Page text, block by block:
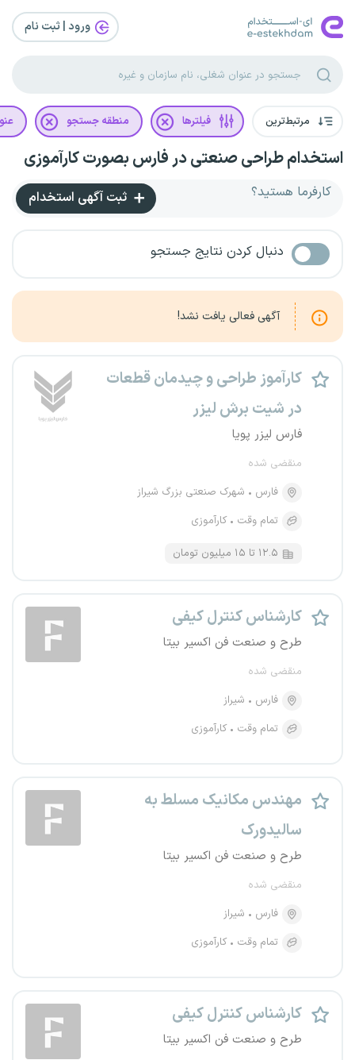
ورود | ثبت‌ نام
مرتبط‌ترین فیلترها منطقه جستجو
استخدام طراحی صنعتی در فارس بصورت کارآموزی
کارفرما هستید؟ ثبت آگهی استخدام
دنبال کردن نتایج جستجو
آگهی فعالی یافت نشد!
کارآموز طراحی و چیدمان قطعات
در شیت برش لیزر
فارس لیزر پویا
منقضی شده
فارس
شهرک صنعتی بزرگ شیراز
تمام وقت
کارآموزی
۱۲.۵ تا ۱۵ میلیون تومان
کارشناس کنترل کیفی
طرح و صنعت فن اکسیر بیتا
منقضی شده
فارس
شیراز
تمام وقت
کارآموزی
مهندس مکانیک مسلط به
سالیدورک
طرح و صنعت فن اکسیر بیتا
منقضی شده
فارس
شیراز
تمام وقت
کارآموزی
کارشناس کنترل کیفی
طرح و صنعت فن اکسیر بیتا